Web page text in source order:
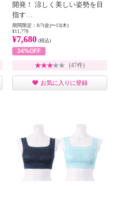
開発！ 涼しく美しい姿勢を目
指す…
期間限定：8/7(金)〜13(木)
¥11,778
¥7,680 (税込)
34%OFF
(47件)
お気に入りに登録